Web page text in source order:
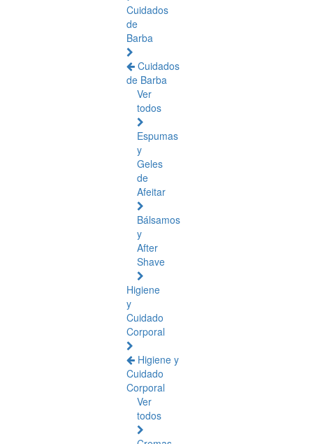
Cuidados
de
Barba
Cuidados
de Barba
Ver
todos
Espumas
y
Geles
de
Afeitar
Bálsamos
y
After
Shave
Higiene
y
Cuidado
Corporal
Higiene y
Cuidado
Corporal
Ver
todos